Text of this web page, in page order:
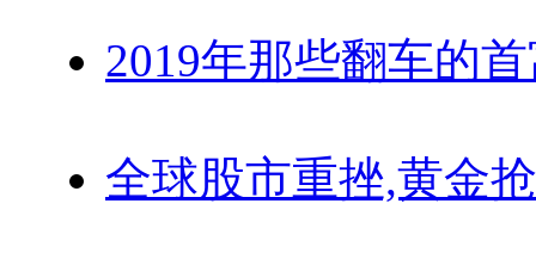
2019年那些翻车的
全球股市重挫,黄金